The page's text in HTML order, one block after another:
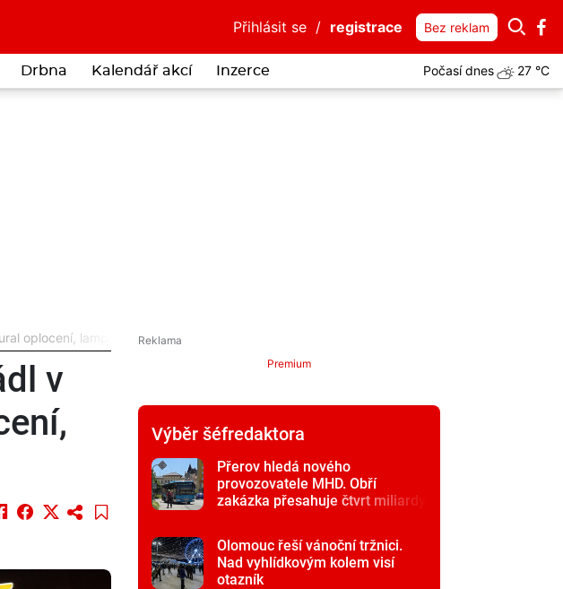
Přihlásit se / registrace Bez reklam
Drbna Kalendář akcí Inzerce Počasí dnes 27 °C
oplocení, lampu a rozvaděč
v
Premium
Výběr šéfredaktora
Přerov hledá nového
provozovatele MHD. Obří
zakázka přesahuje čtvrt miliardy
Olomouc řeší vánoční tržnici.
Nad vyhlídkovým kolem visí
otazník